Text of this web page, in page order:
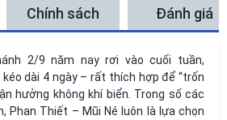
Chính sách Đánh giá
2/9 năm nay rơi vào cuối tuần,
dài 4 ngày – rất thích hợp để “trốn
hưởng không khí biển. Trong số các
Phan Thiết – Mũi Né luôn là lựa chọn